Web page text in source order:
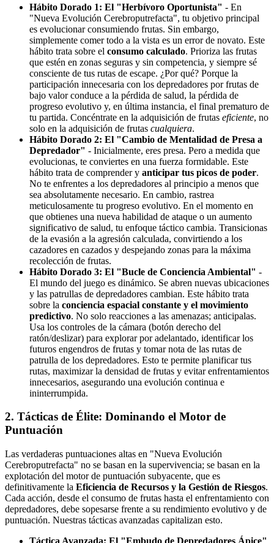
Hábito Dorado 1: El "Herbívoro Oportunista" - En
"Nueva Evolución Cerebroputrefacta", tu objetivo principal
es evolucionar consumiendo frutas. Sin embargo,
simplemente comer todo a la vista es un error de novato. Este
hábito trata sobre el consumo calculado. Prioriza las frutas
que estén en zonas seguras y sin competencia, y siempre sé
consciente de tus rutas de escape. ¿Por qué? Porque la
participación innecesaria con los depredadores por frutas de
bajo valor conduce a la pérdida de salud, la pérdida de
progreso evolutivo y, en última instancia, el final prematuro de
tu partida. Concéntrate en la adquisición de frutas eficiente, no
solo en la adquisición de frutas cualquiera.
Hábito Dorado 2: El "Cambio de Mentalidad de Presa a
Depredador" - Inicialmente, eres presa. Pero a medida que
evolucionas, te conviertes en una fuerza formidable. Este
hábito trata de comprender y anticipar tus picos de poder.
No te enfrentes a los depredadores al principio a menos que
sea absolutamente necesario. En cambio, rastrea
meticulosamente tu progreso evolutivo. En el momento en
que obtienes una nueva habilidad de ataque o un aumento
significativo de salud, tu enfoque táctico cambia. Transicionas
de la evasión a la agresión calculada, convirtiendo a los
cazadores en cazados y despejando zonas para la máxima
recolección de frutas.
Hábito Dorado 3: El "Bucle de Conciencia Ambiental" -
El mundo del juego es dinámico. Se abren nuevas ubicaciones
y las patrullas de depredadores cambian. Este hábito trata
sobre la conciencia espacial constante y el movimiento
predictivo. No solo reacciones a las amenazas; anticipalas.
Usa los controles de la cámara (botón derecho del
ratón/deslizar) para explorar por adelantado, identificar los
futuros engendros de frutas y tomar nota de las rutas de
patrulla de los depredadores. Esto te permite planificar tus
rutas, maximizar la densidad de frutas y evitar enfrentamientos
innecesarios, asegurando una evolución continua e
ininterrumpida.
2. Tácticas de Élite: Dominando el Motor de
Puntuación
Las verdaderas puntuaciones altas en "Nueva Evolución
Cerebroputrefacta" no se basan en la supervivencia; se basan en la
explotación del motor de puntuación subyacente, que es
definitivamente la Eficiencia de Recursos y la Gestión de Riesgos.
Cada acción, desde el consumo de frutas hasta el enfrentamiento con
depredadores, debe sopesarse frente a su rendimiento evolutivo y de
puntuación. Nuestras tácticas avanzadas capitalizan esto.
Táctica Avanzada: El "Embudo de Depredadores Ápice"